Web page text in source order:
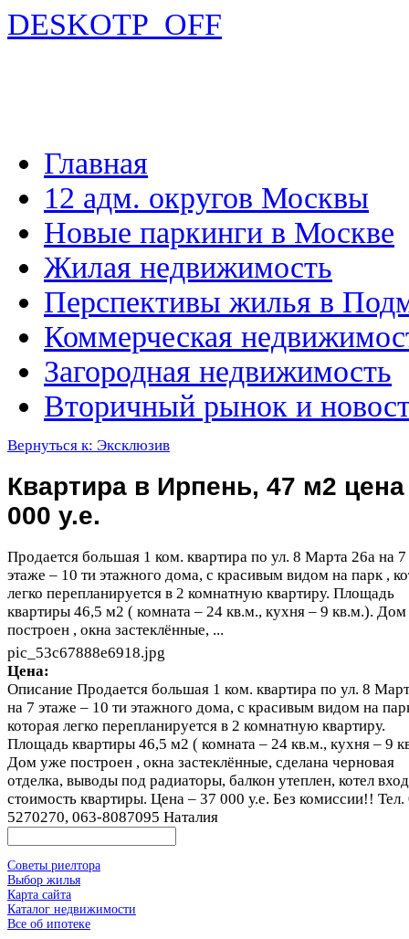
DESKOTP_OFF
Главная
12 адм. округов Москвы
Новые паркинги в Москве
Жилая недвижимость
Перспективы жилья в
Коммерческая
Загородная недвижимость
Вторичный рынок и
Вернуться к: Эксклюзив
Квартира в Ирпень, 47 м2 цена
000 у.е.
Продается большая 1 ком. квартира по ул. 8 Марта 26а на 7
этаже – 10 ти этажного дома, с красивым видом на парк ,
легко перепланируется в 2 комнатную квартиру. Площадь
квартиры 46,5 м2 ( комната – 24 кв.м., кухня – 9 кв.м.).
построен , окна застеклённые, ...
pic_53c67888e6918.jpg
Цена:
Описание Продается большая 1 ком. квартира по ул. 8
на 7 этаже – 10 ти этажного дома, с красивым видом на
которая легко перепланируется в 2 комнатную квартиру.
Площадь квартиры 46,5 м2 ( комната – 24 кв.м., кухня – 9
Дом уже построен , окна застеклённые, сделана черновая
отделка, выводы под радиаторы, балкон утеплен, котел
стоимость квартиры. Цена – 37 000 у.е. Без комиссии!!
5270270, 063-8087095 Наталия
Советы риелтора
Выбор жилья
Карта сайта
Каталог недвижимости
Все об ипотеке